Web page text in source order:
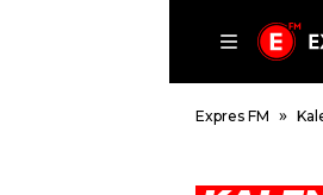
Expres FM